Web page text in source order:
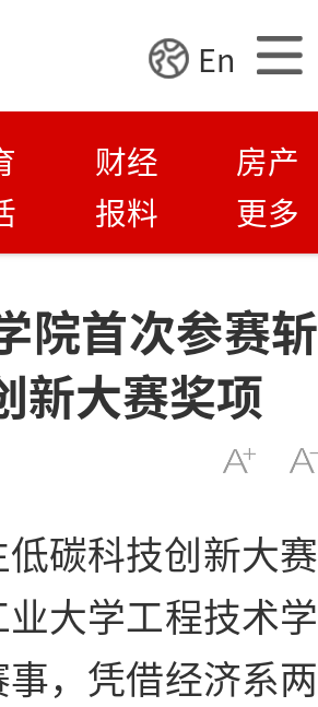
En
财经
房产
报料 更多
院首次参赛斩
新大赛奖项
碳科技创新大赛
大学工程技术学
，凭借经济系两